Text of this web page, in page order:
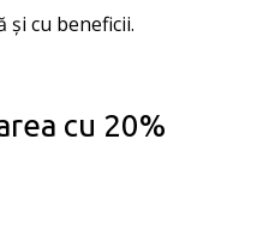
şi cu beneficii.
cu 20%